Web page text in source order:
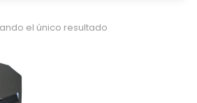
el único resultado